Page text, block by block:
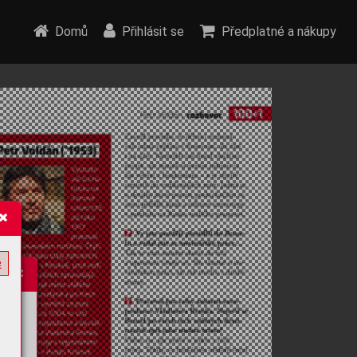
Domů Přihlásit se Předplatné a nákupy